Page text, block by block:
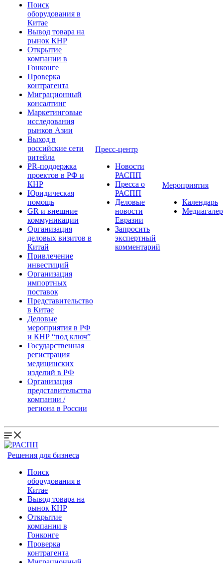
Поиск
оборудования в
Китае
Вывод товара на
рынок КНР
Открытие
компании в
Гонконге
Проверка
контрагента
Миграционный
консалтинг
Маркетинговые
исследования
рынков Азии
Выход в
российские сети
ритейла
PR-поддержка
проектов в РФ и
КНР
Юридическая
помощь
GR и внешние
коммуникации
Организация
деловых визитов в
Китай
Привлечение
инвестиций
Организация
импортных
поставок
Представительство
в Китае
Деловые
мероприятия в РФ
и КНР “под ключ”
Государственная
регистрация
медицинских
изделий в РФ
Организация
представительства
компании /
региона в России
Пресс-центр
Новости
РАСПП
Пресса о
РАСПП
Деловые
новости
Евразии
Запросить
экспертный
комментарий
Мероприятия
Календарь
Решения для бизнеса
Поиск
оборудования в
Китае
Вывод товара на
рынок КНР
Открытие
компании в
Гонконге
Проверка
контрагента